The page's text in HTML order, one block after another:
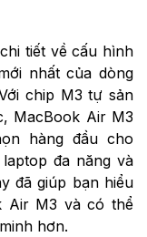
tiết về cấu hình
nhất của dòng
chip M3 tự sản
MacBook Air M3
hàng đầu cho
đa năng và
đã giúp bạn hiểu
Air M3 và có thể
hơn.